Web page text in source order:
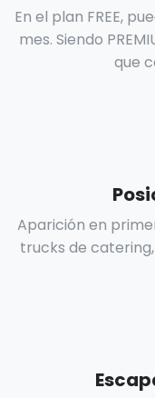
En el plan FREE,
mes. Siendo
que
Aparición en
trucks de